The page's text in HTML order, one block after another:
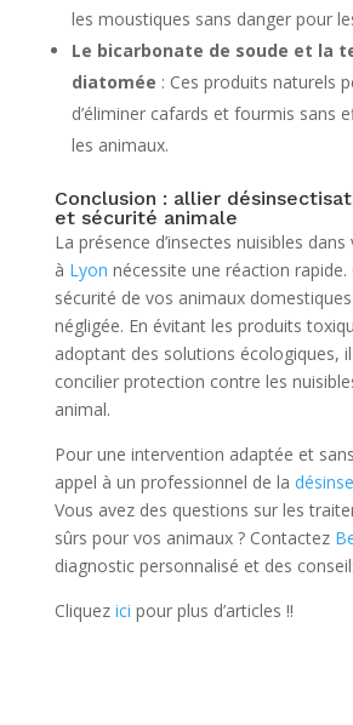
les moustiques sans danger pour
Le bicarbonate de soude et la
diatomée : Ces produits naturels
d’éliminer cafards et fourmis sans
les animaux.
Conclusion : allier
et sécurité animale
La présence d’insectes nuisibles
à Lyon nécessite une réaction rapide.
sécurité de vos animaux
négligée. En évitant les produits
adoptant des solutions écologiques,
concilier protection contre les
animal.
Pour une intervention adaptée et
appel à un professionnel de la
Vous avez des questions sur les
sûrs pour vos animaux ? Contactez
diagnostic personnalisé et des
Cliquez ici pour plus d’articles !!